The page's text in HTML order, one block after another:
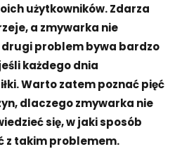
użytkowników.Zdarza
a zmywarka nie
drugiproblem bywa bardzo
każdego dnia
Warto zatem poznać pięć
dlaczego zmywarka nie
się, w jaki sposób
z takim problemem.